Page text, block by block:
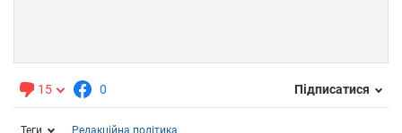
15 0 Підписатися
Теги Редакційна політика